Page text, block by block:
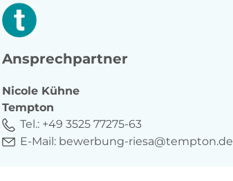
Ansprechpartner
Nicole Kühne
Tempton
Tel.: +49 3525 77275-63
E-Mail: bewerbung-riesa@tempton.de